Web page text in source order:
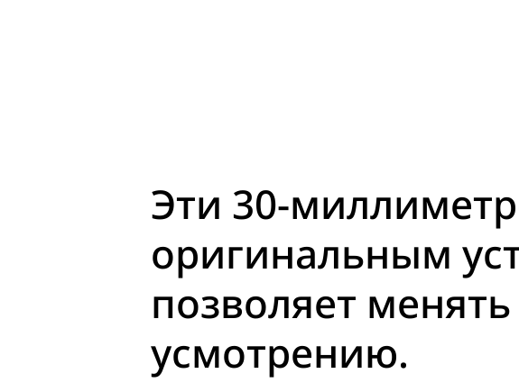
Эти 30-
оригинальным
позволяет
усмотрению.